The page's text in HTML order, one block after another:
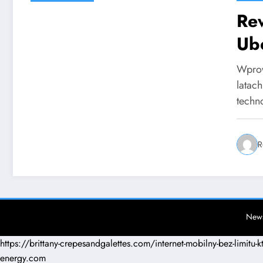
https://brittany-crepesandgalettes.com/internet-mobilny-bez-limitu-
energy.com